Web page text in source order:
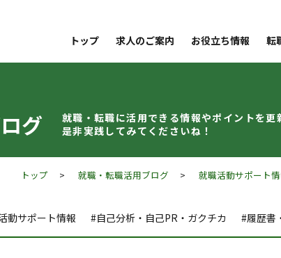
トップ 求人のご案内 お役立ち情報 転
グ 就職・転職に活用できる情報やポイントを更
是非実践してみてくださいね！
トップ >就職・転職活用ブログ >就職活動サポート
動サポート情報 #自己分析・自己PR・ガクチカ #履歴書